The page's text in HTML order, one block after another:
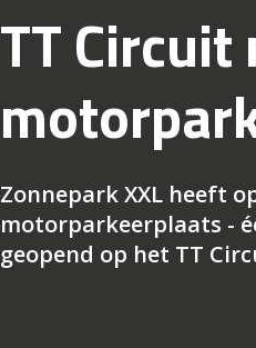
TT
Zonnepark XXL heeft
motorparkeerplaats -
geopend op het TT